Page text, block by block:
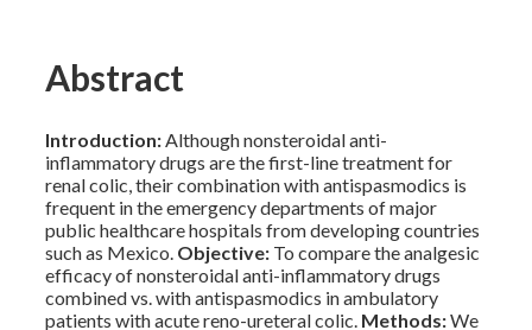
Abstract
Introduction:Although nonsteroidal anti-
inflammatory drugs are the first-line treatment for
renal colic, their combination with antispasmodics is
frequent in the emergency departments of major
public healthcare hospitals from developing countries
such as Mexico. Objective: To compare the analgesic
efficacy of nonsteroidal anti-inflammatory drugs
combined vs. with antispasmodics in ambulatory
patients with acute reno-ureteral colic. Methods:We